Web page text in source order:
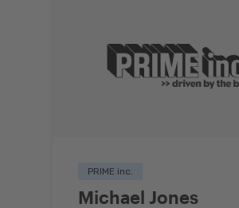
PRIME inc.
Michael Jones